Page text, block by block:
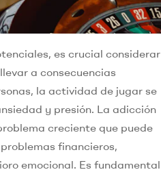
es crucial considerar
a consecuencias
la actividad de jugar se
y presión. La adicción
creciente que puede
financieros,
emocional. Es fundamental